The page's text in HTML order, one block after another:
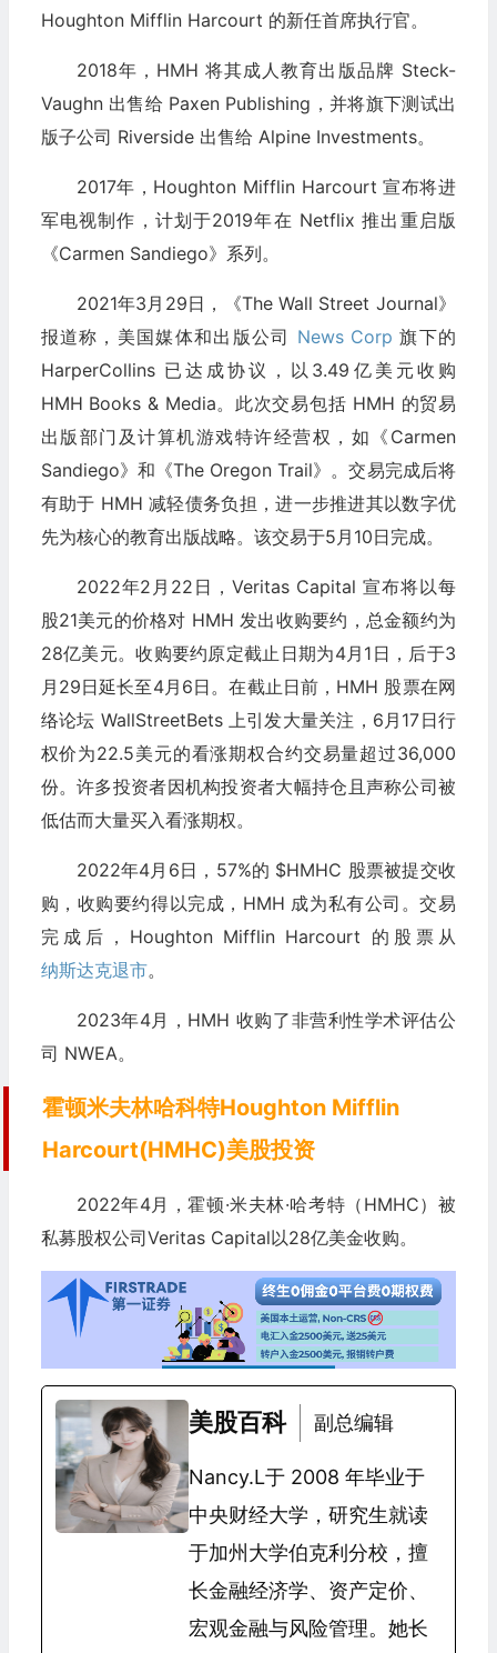
Houghton Mifflin Harcourt 的新任首席执行官。
2018年，HMH 将其成人教育出版品牌 Steck-
Vaughn 出售给 Paxen Publishing，并将旗下测试出
版子公司 Riverside 出售给 Alpine Investments。
2017年，Houghton Mifflin Harcourt 宣布将进
军电视制作，计划于2019年在 Netflix 推出重启版
《Carmen Sandiego》系列。
2021年3月29日，《The Wall Street Journal》
报道称，美国媒体和出版公司 News Corp 旗下的
HarperCollins 已达成协议，以3.49亿美元收购
HMH Books & Media。此次交易包括 HMH 的贸易
出版部门及计算机游戏特许经营权，如《Carmen
Sandiego》和《The Oregon Trail》。交易完成后将
有助于 HMH 减轻债务负担，进一步推进其以数字优
先为核心的教育出版战略。该交易于5月10日完成。
2022年2月22日，Veritas Capital 宣布将以每
股21美元的价格对 HMH 发出收购要约，总金额约为
28亿美元。收购要约原定截止日期为4月1日，后于3
月29日延长至4月6日。在截止日前，HMH 股票在网
络论坛 WallStreetBets 上引发大量关注，6月17日行
权价为22.5美元的看涨期权合约交易量超过36,000
份。许多投资者因机构投资者大幅持仓且声称公司被
低估而大量买入看涨期权。
2022年4月6日，57%的 $HMHC 股票被提交收
购，收购要约得以完成，HMH 成为私有公司。交易
完成后，Houghton Mifflin Harcourt 的股票从
纳斯达克退市。
2023年4月，HMH 收购了非营利性学术评估公
司 NWEA。
霍顿米夫林哈科特Houghton Mifflin
Harcourt(HMHC)美股投资
2022年4月，霍顿·米夫林·哈考特（HMHC）被
私募股权公司Veritas Capital以28亿美金收购。
美股百科 副总编辑
Nancy.L于 2008 年毕业于
中央财经大学，研究生就读
于加州大学伯克利分校，擅
长金融经济学、资产定价、
宏观金融与风险管理。她长